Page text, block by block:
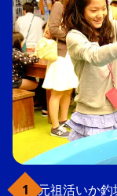
元祖活いか釣